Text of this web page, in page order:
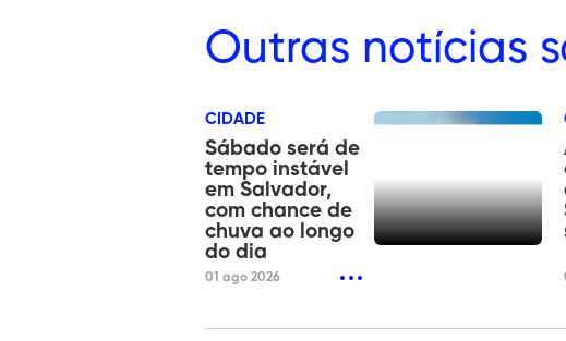
Outras notícias
CIDADE
Sábado será de
tempo instável
em Salvador,
com chance de
chuva ao longo
do dia
01 ago 2026